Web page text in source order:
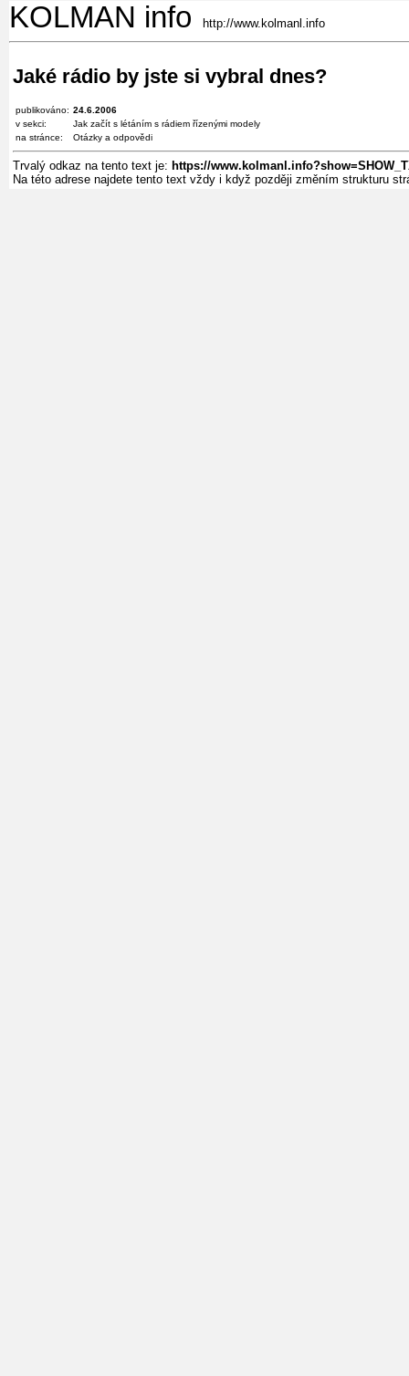
KOLMAN info http://www.kolmanl.info
Jaké rádio by jste si vybral dnes?
publikováno: 24.6.2006
v sekci:
Jak začít s létáním s rádiem řízenými modely
na stránce:
Otázky a odpovědi
Trvalý odkaz na tento text je: https://
Na této adrese najdete tento text vždy i když později změním strukturu